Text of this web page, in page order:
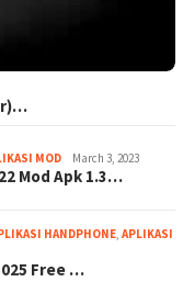
MOD March 3, 2023
Mod Apk 1.3…
HANDPHONE, APLIKASI
Free …